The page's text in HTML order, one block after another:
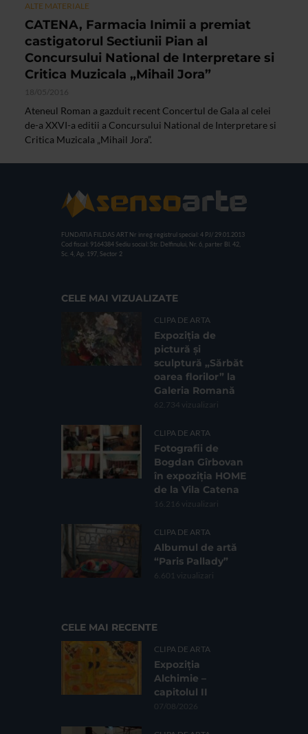
ALTE MATERIALE
CATENA, Farmacia Inimii a premiat
castigatorul Sectiunii Pian al
Concursului National de Interpretare si
Critica Muzicala „Mihail Jora”
18/05/2016
Ateneul Roman a gazduit recent Concertul de Gala al celei
de-a XXVI-a editii a Concursului National de Interpretare si
Critica Muzicala „Mihail Jora”.
FUNDATIA FILDAS ART Nr inreg registrul special: 4 PJ/ 29.01.2013
Cod fiscal: 9164384 Sediu social: Str. Delfinului, Nr. 6, parter Bl. 42,
Sc. 4, Ap. 197, Sector 2
CELE MAI VIZUALIZATE
CLIPA DE ARTA
Expoziția de
pictură și
sculptură „Sărbăt
oarea florilor” la
Galeria Romană
62.734 vizualizari
CLIPA DE ARTA
Fotografii de
Bogdan Gîrbovan
în expoziția HOME
de la Vila Catena
16.216 vizualizari
CLIPA DE ARTA
Albumul de artă
“Paris Pallady”
6.601 vizualizari
CELE MAI RECENTE
CLIPA DE ARTA
Expoziția
Alchimie –
capitolul II
07/08/2026